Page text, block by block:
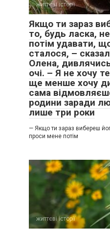
життєві історії
Якщо ти зараз
то, будь ласка,
потім удавати,
сталося, –
Олена,
очі. – Я не хочу
ще менше хочу
сама
родини заради
лише три роки
— Якщо ти зараз вибереш
проси мене потім
життєві історії